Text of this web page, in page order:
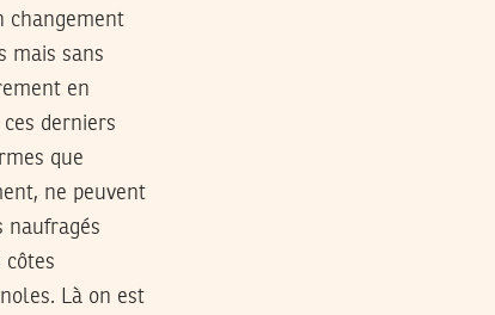
changement
mais sans
en
derniers
que
ne peuvent
naufragés
Là on est